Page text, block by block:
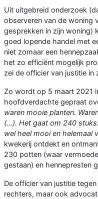
Uit uitgebreid onderzoek
observeren van de woning
gesprekken in zijn woning)
goed lopende handel met
niet zomaar een
het zo efficiënt mogelijk
zei de officier van justitie in
Zo wordt op 5 maart 2021
hoofdverdachte gepraat
waren mooie planten.
(…). Het gaat om 240
wel heel mooi en helemaal
kwekerij ontdekt en
230 potten (waar
gestaan) en hennepresten
De officier van justitie
rechters, maar ook